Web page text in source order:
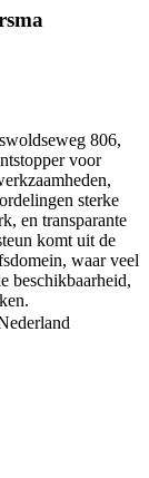
806,
voor
sterke
en transparante
komt uit de
waar veel
beschikbaarheid,